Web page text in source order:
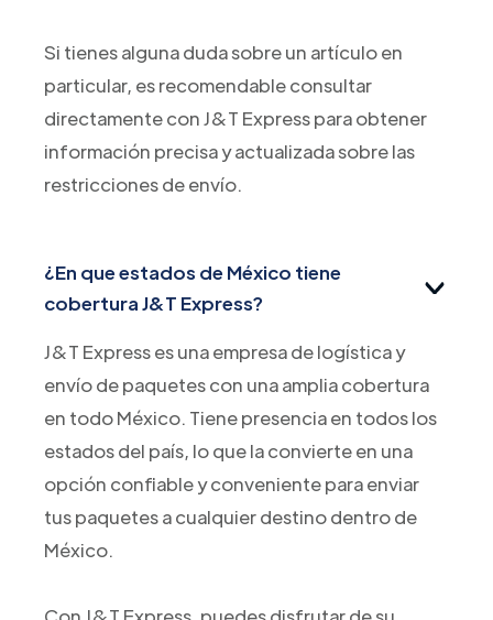
Si tienes alguna duda sobre un artículo en
particular, es recomendable consultar
directamente con J&T Express para obtener
información precisa y actualizada sobre las
restricciones de envío.
¿En que estados de México tiene
cobertura J&T Express?
J&T Express es una empresa de logística y
envío de paquetes con una amplia cobertura
en todo México. Tiene presencia en todos los
estados del país, lo que la convierte en una
opción confiable y conveniente para enviar
tus paquetes a cualquier destino dentro de
México.